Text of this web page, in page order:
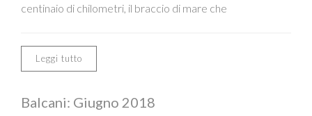
centinaio di chilometri, il braccio di mare che
Leggi tutto
Balcani: Giugno 2018